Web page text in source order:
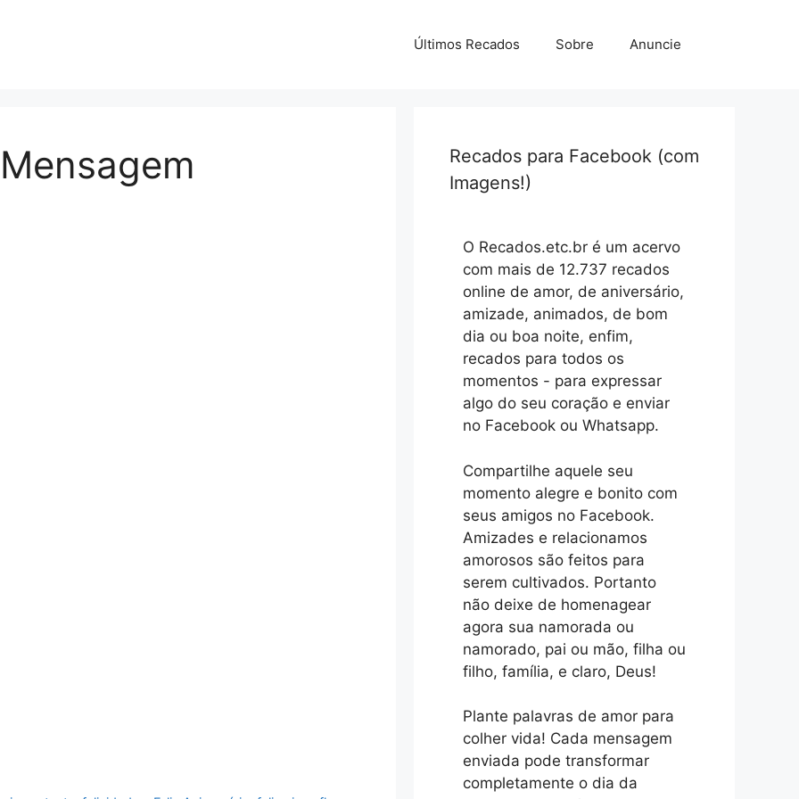
Últimos Recados Sobre Anuncie
Recados para Facebook (com
Imagens!)
O Recados.etc.br é um acervo
com mais de 12.737 recados
online de amor, de aniversário,
amizade, animados, de bom
dia ou boa noite, enfim,
recados para todos os
momentos - para expressar
algo do seu coração e enviar
no Facebook ou Whatsapp.
Compartilhe aquele seu
momento alegre e bonito com
seus amigos no Facebook.
Amizades e relacionamos
amorosos são feitos para
serem cultivados. Portanto
não deixe de homenagear
agora sua namorada ou
namorado, pai ou mão, filha ou
filho, família, e claro, Deus!
Plante palavras de amor para
colher vida! Cada mensagem
enviada pode transformar
completamente o dia da